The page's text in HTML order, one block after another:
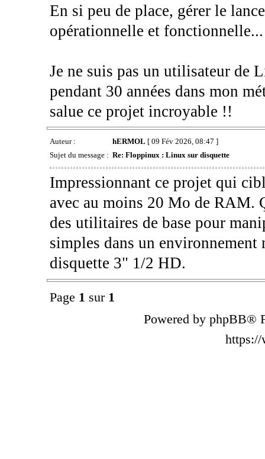
En si peu de place, gérer le
opérationnelle et
Je ne suis pas un utilisateur de
pendant 30 années dans mon
salue ce projet incroyable !!
Auteur : hERMOL [ 09 Fév 2026, 08:47 ]
Sujet du message : Re: Floppinux : Linux sur disquette
Impressionnant ce projet qui
avec au moins 20 Mo de RAM.
des utilitaires de base pour
simples dans un
disquette 3" 1/2 HD.
Page 1 sur 1
Powered by phpBB®
https://